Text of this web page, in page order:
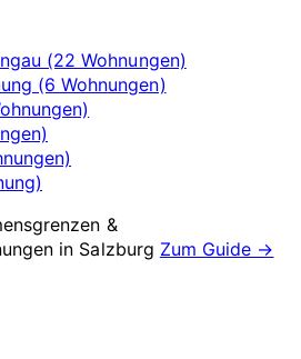
(22 Wohnungen)
(6 Wohnungen)
&
in Salzburg Zum Guide →